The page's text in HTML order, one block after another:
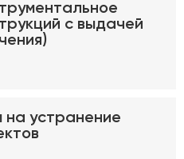
с выдачей
устранение